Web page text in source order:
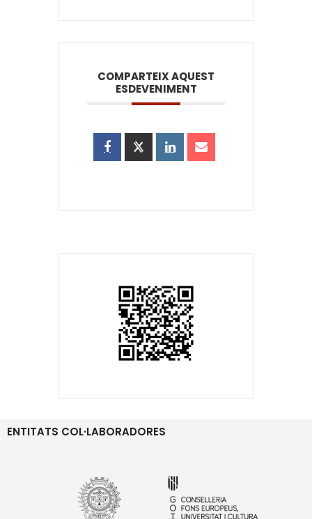
COMPARTEIX AQUEST
ESDEVENIMENT
ENTITATS COL·LABORADORES